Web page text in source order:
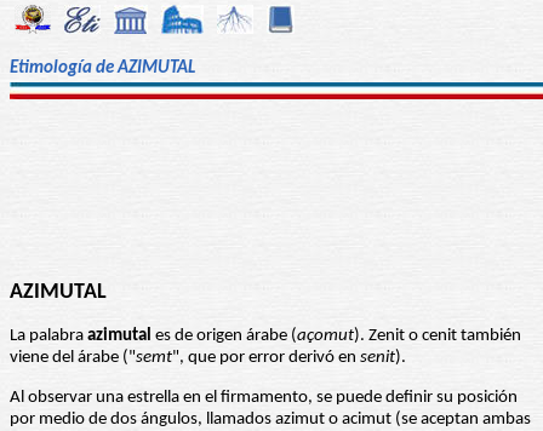
Etimología de AZIMUTAL
AZIMUTAL
La palabra azimutal es de origen árabe (açomut). Zenit o cenit también
viene del árabe ("semt", que por error derivó en senit).
Al observar una estrella en el firmamento, se puede definir su posición
por medio de dos ángulos, llamados azimut o acimut (se aceptan ambas